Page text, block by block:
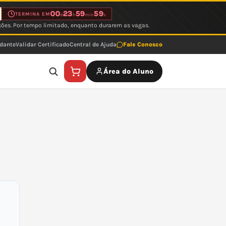
TERMINA EM00d23 h59min59s
Por tempo limitado, enquanto durarem as vagas.
Validar CertificadoCentral de Ajuda Fale Conosco
Área do Aluno